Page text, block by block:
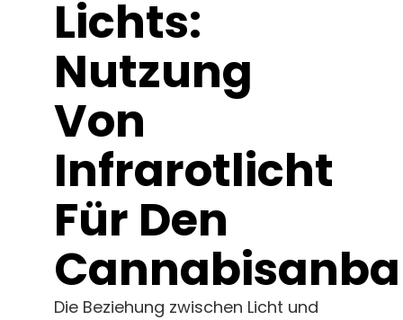
Erhaltung der karibischen Genetik
Kontakt
Shop
Deutsch
Suche
nach:
Lichts:
Nutzung
Von
Infrarotlicht
Für Den
Die Beziehung zwischen Licht und